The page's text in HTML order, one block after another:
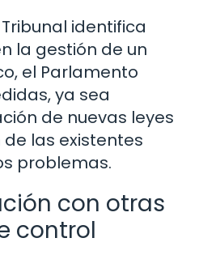
identifica
la gestión de un
el Parlamento
ya sea
de nuevas leyes
las existentes
problemas.
con otras
control